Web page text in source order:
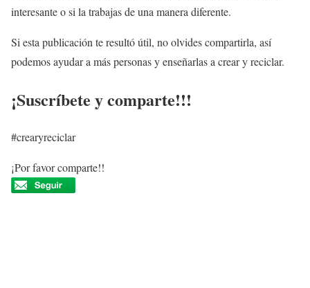
interesante o si la trabajas de una manera diferente.
Si esta publicación te resultó útil, no olvides compartirla, así
podemos ayudar a más personas y enseñarlas a crear y reciclar.
¡Suscríbete y comparte!!!
#crearyreciclar
¡Por favor comparte!!